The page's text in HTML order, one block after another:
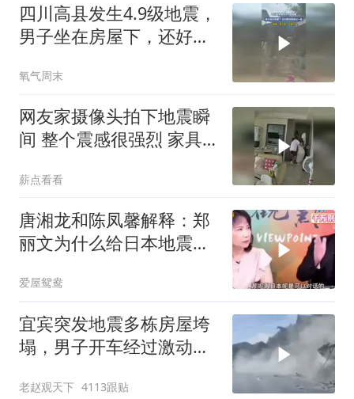
四川高县发生4.9级地震，
男子坐在房屋下，还好跑
氧气周末
网友家摄像头拍下地震瞬
间 整个震感很强烈 家具
薪点看看
唐湘龙和陈凤馨解释：郑
丽文为什么给日本地震捐
爱屋鸳鸯
宜宾突发地震多栋房屋垮
塌，男子开车经过激动
老赵观天下 4113跟贴